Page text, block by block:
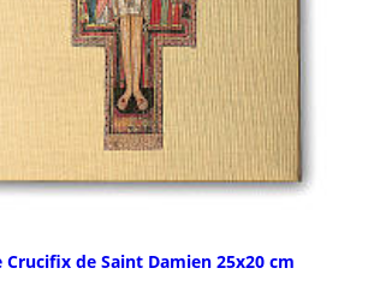
de Saint Damien 25x20 cm